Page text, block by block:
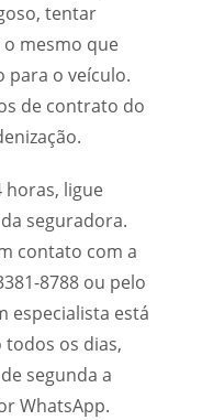
tentar
mesmo que
para o veículo.
de contrato do
horas, ligue
seguradora.
contato com a
8788 ou pelo
especialista está
os dias,
segunda a
WhatsApp.